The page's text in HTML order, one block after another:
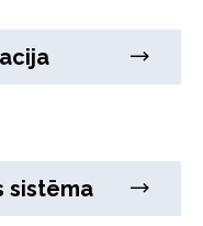
sistēma